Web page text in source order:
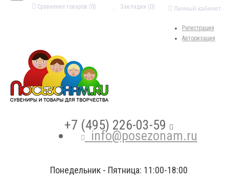
Личный кабинет
Регистрация
Авторизация
Закладки (0)
Сравнение товаров (0)
+7 (495) 226-03-59
info@posezonam.ru
Понедельник - Пятница: 11:00-18:00